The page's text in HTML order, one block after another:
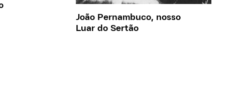
João Pernambuco, nosso
Luar do Sertão